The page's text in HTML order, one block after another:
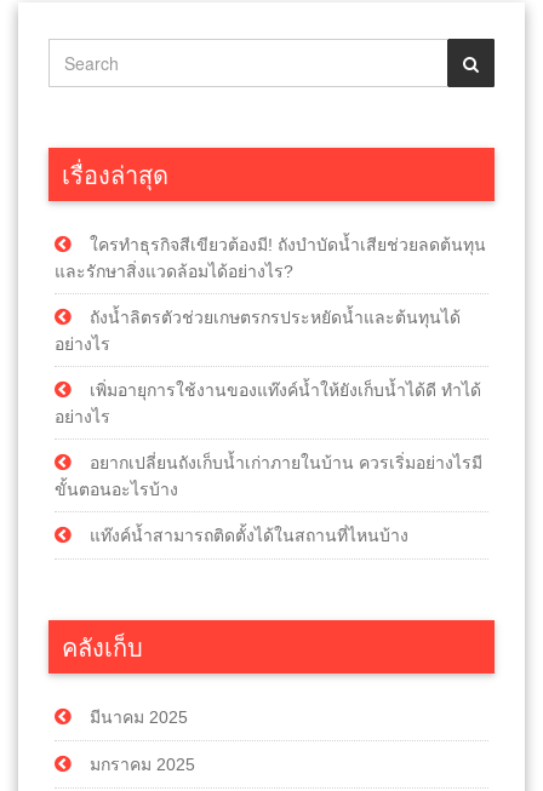
เรื่องล่าสุด
ใครทำธุรกิจสีเขียวต้องมี! ถังบำบัดน้ำเสียช่วยลดต้นทุน
และรักษาสิ่งแวดล้อมได้อย่างไร?
ถังน้ำลิตรตัวช่วยเกษตรกรประหยัดน้ำและต้นทุนได้
อย่างไร
เพิ่มอายุการใช้งานของแท๊งค์น้ำให้ยังเก็บน้ำได้ดี ทำได้
อย่างไร
อยากเปลี่ยนถังเก็บน้ำเก่าภายในบ้าน ควรเริ่มอย่างไรมี
ขั้นตอนอะไรบ้าง
แท๊งค์น้ำสามารถติดตั้งได้ในสถานที่ไหนบ้าง
คลังเก็บ
มีนาคม 2025
มกราคม 2025